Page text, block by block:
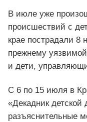
В июле уже
происшествий с
крае пострадали 8
прежнему
и дети,
С 6 по 15 июля в
«Декадник детской
разъяснительные